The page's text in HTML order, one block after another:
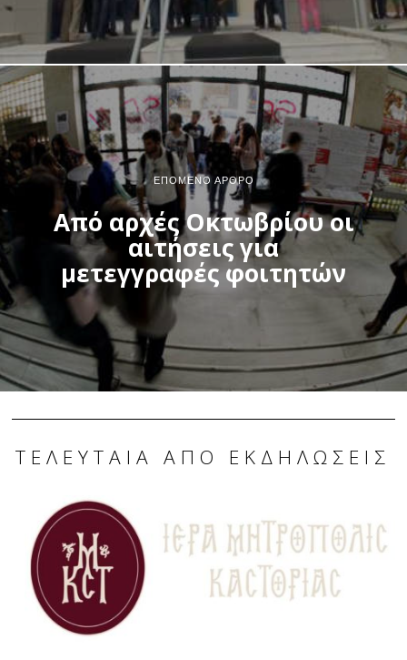
ΕΠΌΜΕΝΟ ΆΡΘΡΟ
Από αρχές Οκτωβρίου οι
αιτήσεις για
μετεγγραφές φοιτητών
ΤΕΛΕΥΤΑΊΑ ΑΠΌ ΕΚΔΗΛΏΣΕΙΣ